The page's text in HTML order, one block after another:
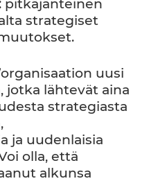
pitkäjänteinen
strategiset
uusi
jotka lähtevät aina
strategiasta
ja uudenlaisia
olla, että
alkunsa